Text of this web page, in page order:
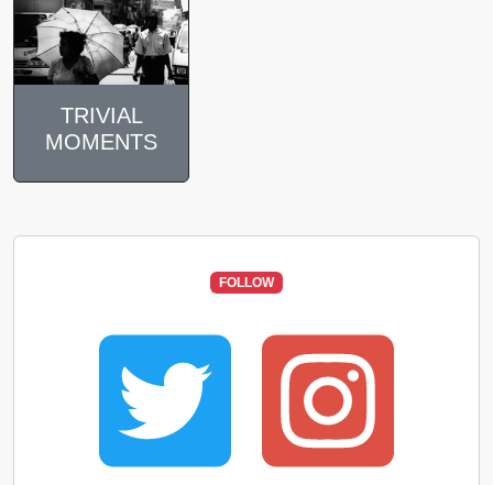
TRIVIAL
MOMENTS
FOLLOW